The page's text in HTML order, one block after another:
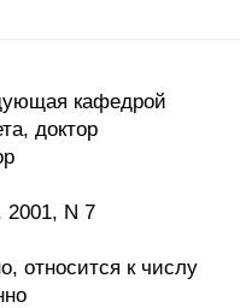
кафедрой
доктор
2001, N 7
относится к числу